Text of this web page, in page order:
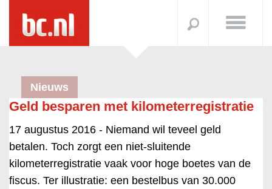
Nieuws
Geld besparen met kilometerregistratie
17 augustus 2016 - Niemand wil teveel geld
betalen. Toch zorgt een niet-sluitende
kilometerregistratie vaak voor hoge boetes van de
fiscus. Ter illustratie: een bestelbus van 30.000